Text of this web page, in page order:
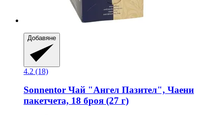
Добавяне
4.2 (18)
Sonnentor Чай "Ангел Пазител", Чаени
пакетчета, 18 броя (27 г)